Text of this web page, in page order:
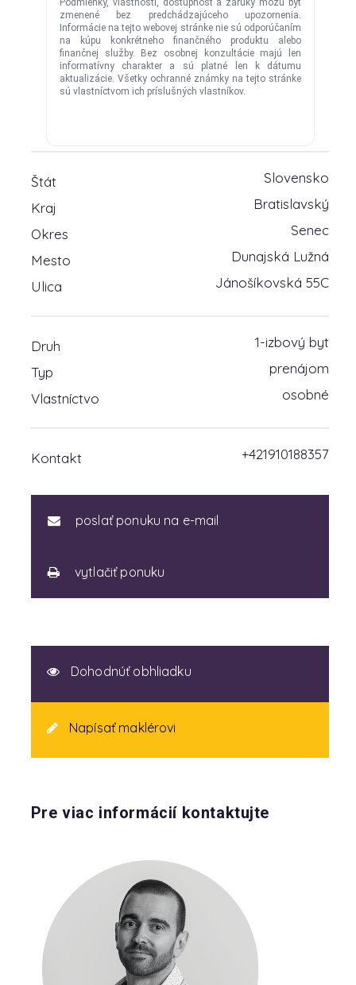
Štát
Slovensko
Kraj
Bratislavský
Okres
Senec
Mesto
Dunajská Lužná
Ulica
Jánošíkovská 55C
Druh
1-izbový byt
Typ
prenájom
Vlastníctvo
osobné
Kontakt +421910188357
poslať ponuku na e-mail
vytlačiť ponuku
Dohodnúť obhliadku
Napísať maklérovi
Pre viac informácií kontaktujte